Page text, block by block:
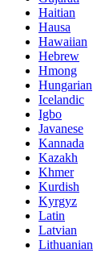
Haitian
Hausa
Hawaiian
Hebrew
Hmong
Hungarian
Icelandic
Igbo
Javanese
Kannada
Kazakh
Khmer
Kurdish
Kyrgyz
Latin
Latvian
Lithuanian